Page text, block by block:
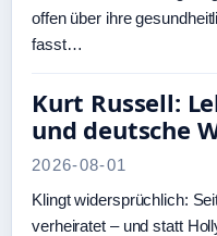
offen über ihre
fasst…
Kurt Russell:
und deutsche
2026-08-01
Klingt widersprüchlich:
verheiratet – und statt